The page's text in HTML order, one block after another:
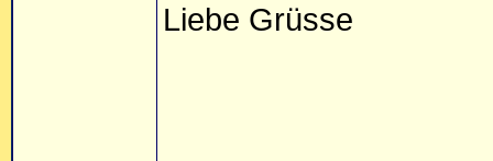
Liebe Grüsse